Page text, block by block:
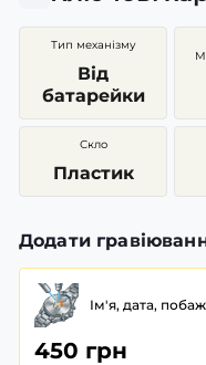
Тип механізму
Від
батарейки
Скло
Пластик
Додати
Ім'я, дата,
450 грн